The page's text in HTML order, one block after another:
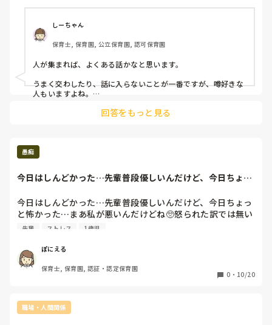
今は自分が出来ることとして、陰口は聞いていないふりす
る、同じことを2度言われないようにする、相手の立場にな
って考えて仕事をするように意識してます。
たまに｢○○先生もそう思うよね？｣みたいな感じで振られる
のがすごくいやなんです。
しーちゃん
保育士, 保育園, 公立保育園, 認可保育園
人が集まれば、よくある話かなと思います。
うまく交わしたり、話に入らないことが一番ですが、噂好きな
人もいますよね。
女の職場だから、余計にそうなりやすいのかなとも思います。
回答をもっと見る
愚痴
今日はしんどかった…先輩普段優しいんだけど、今日ちょっ
今日はしんどかった…先輩普段優しいんだけど、今日ちょっ
と怖かった…まあ私が悪いんだけどね🥺怒られた訳では無い
んだけど、この先輩本気で切れたら怒鳴るんじゃなく静かに
今週の土曜出勤先輩と2人だし…🥺
先輩 ストレス 1歳児
ぽにえる
保育士, 保育園, 認証・認定保育園
0 ・ 10/20
職場・人間関係